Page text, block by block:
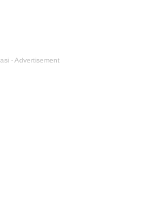
- Advertisement